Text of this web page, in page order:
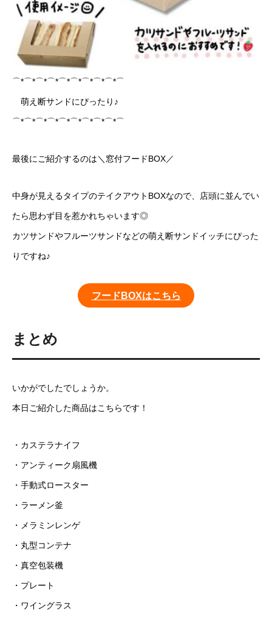
⌒*⌒*⌒*⌒*⌒*⌒*⌒*⌒*⌒*⌒
萌え断サンドにぴったり♪
⌒*⌒*⌒*⌒*⌒*⌒*⌒*⌒*⌒*⌒
最後にご紹介するのは＼窓付フードBOX／
中身が見えるタイプのテイクアウトBOXなので、店頭に並んでい
たら思わず目を惹かれちゃいます◎
カツサンドやフルーツサンドなどの萌え断サンドイッチにぴった
りですね♪
フードBOXはこちら
まとめ
いかがでしたでしょうか。
本日ご紹介した商品はこちらです！
・カステラナイフ
・アンティーク扇風機
・手動式ロースター
・ラーメン釜
・メラミンレンゲ
・丸型コンテナ
・真空包装機
・プレート
・ワイングラス